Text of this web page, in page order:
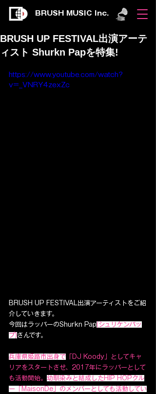
BRUSH MUSIC Inc.
BRUSH UP FESTIVAL出演アーテ
ィスト Shurkn Papを特集!
https://www.youtube.com/watch?
v=_VNRY4zexZc
BRUSH UP FESTIVAL出演アーティストをご紹
介していきます。
今回はラッパーのShurkn Pap(シュリケンパッ
プ)さんです。
兵庫県姫路市出身で 「DJ Koody」としてキャ
リアをスタートさせ、2017年にラッパーとして
も活動開始。 幼馴染みと結成したHIP HOPクル
ー「MaisonDe」のメンバーとしても活動してい